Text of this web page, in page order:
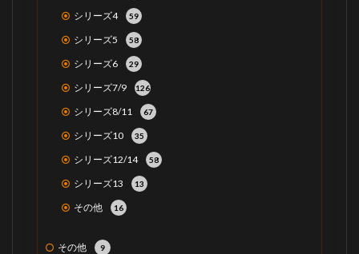
シリーズ4 59
シリーズ5 58
シリーズ6 29
シリーズ7/9 126
シリーズ8/11 67
シリーズ10 35
シリーズ12/14 58
シリーズ13 13
その他 16
その他 9